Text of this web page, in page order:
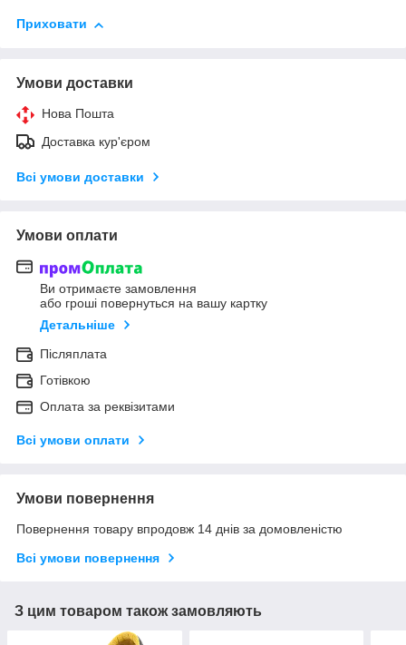
Приховати
Умови доставки
Нова Пошта
Доставка кур'єром
Всі умови доставки
Умови оплати
Ви отримаєте замовлення
або гроші повернуться на вашу картку
Детальніше
Післяплата
Готівкою
Оплата за реквізитами
Всі умови оплати
Умови повернення
Повернення товару впродовж 14 днів за домовленістю
Всі умови повернення
З цим товаром також замовляють